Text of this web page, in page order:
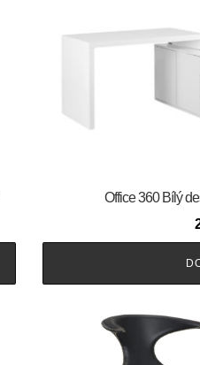
Office 360 Bílý